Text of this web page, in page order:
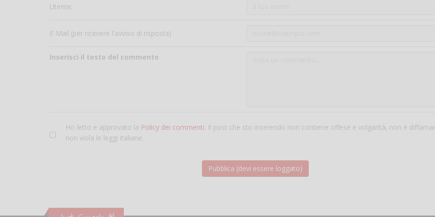
Utente:
E-Mail (per ricevere l'avviso di risposta)
Inserisci il testo del commento
Ho letto e approvato la Policy dei commenti. Il post che sto inserendo non contiene offese e volgarità, non è
non viola le leggi italiane.